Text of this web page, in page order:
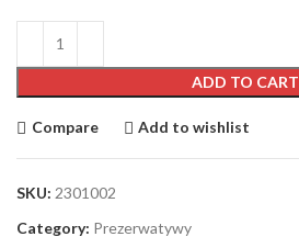
ADD TO CART
Compare Add to wishlist
SKU: 2301002
Category: Prezerwatywy